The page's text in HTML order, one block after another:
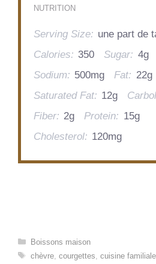
NUTRITION
Serving Size: une part de
Calories: 350 Sugar: 4g
Sodium: 500mg Fat: 22g
Saturated Fat: 12g
Fiber: 2g Protein: 15g
Cholesterol: 120mg
Categories
Boissons maison
Tags
chèvre, courgettes cuisine familiale,